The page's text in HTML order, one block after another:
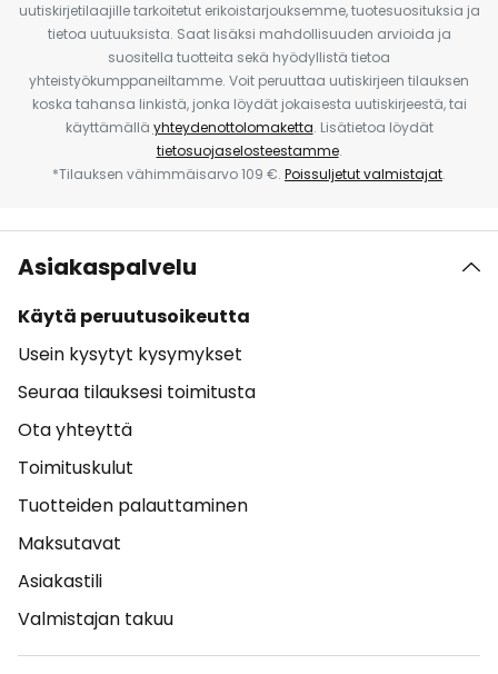
uutiskirjetilaajille tarkoitetut erikoistarjouksemme, tuotesuosituksia ja
tietoa uutuuksista. Saat lisäksi mahdollisuuden arvioida ja
suositella tuotteita sekä hyödyllistä tietoa
yhteistyökumppaneiltamme. Voit peruuttaa uutiskirjeen tilauksen
koska tahansa linkistä, jonka löydät jokaisesta uutiskirjeestä, tai
käyttämällä yhteydenottolomaketta. Lisätietoa löydät
tietosuojaselosteestamme.
*Tilauksen vähimmäisarvo 109 €. Poissuljetut valmistajat.
Asiakaspalvelu
Käytä peruutusoikeutta
Usein kysytyt kysymykset
Seuraa tilauksesi toimitusta
Ota yhteyttä
Toimituskulut
Tuotteiden palauttaminen
Maksutavat
Asiakastili
Valmistajan takuu